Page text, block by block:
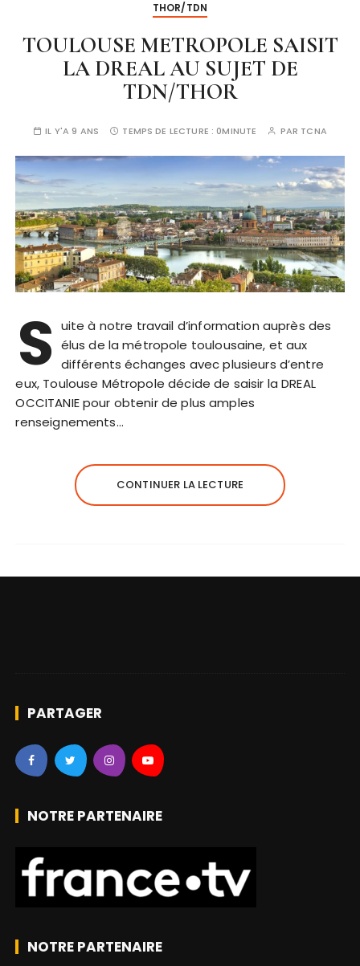
THOR/TDN
TOULOUSE METROPOLE SAISIT
LA DREAL AU SUJET DE
TDN/THOR
IL Y'A 9 ANS TEMPS DE LECTURE : 0MINUTE PAR TCNA
S uite à notre travail d’information auprès des
élus de la métropole toulousaine, et aux
différents échanges avec plusieurs d’entre
eux, Toulouse Métropole décide de saisir la DREAL
OCCITANIE pour obtenir de plus amples
renseignements…
CONTINUER LA LECTURE
PARTAGER
NOTRE PARTENAIRE
NOTRE PARTENAIRE